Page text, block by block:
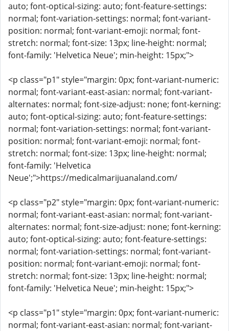
auto; font-optical-sizing: auto; font-feature-settings:
normal; font-variation-settings: normal; font-variant-
position: normal; font-variant-emoji: normal; font-
stretch: normal; font-size: 13px; line-height: normal;
font-family: 'Helvetica Neue'; min-height: 15px;">
<p class="p1" style="margin: 0px; font-variant-numeric:
normal; font-variant-east-asian: normal; font-variant-
alternates: normal; font-size-adjust: none; font-kerning:
auto; font-optical-sizing: auto; font-feature-settings:
normal; font-variation-settings: normal; font-variant-
position: normal; font-variant-emoji: normal; font-
stretch: normal; font-size: 13px; line-height: normal;
font-family: 'Helvetica
Neue';">https://medicalmarijuanaland.com/
<p class="p2" style="margin: 0px; font-variant-numeric:
normal; font-variant-east-asian: normal; font-variant-
alternates: normal; font-size-adjust: none; font-kerning:
auto; font-optical-sizing: auto; font-feature-settings:
normal; font-variation-settings: normal; font-variant-
position: normal; font-variant-emoji: normal; font-
stretch: normal; font-size: 13px; line-height: normal;
font-family: 'Helvetica Neue'; min-height: 15px;">
<p class="p1" style="margin: 0px; font-variant-numeric:
normal; font-variant-east-asian: normal; font-variant-